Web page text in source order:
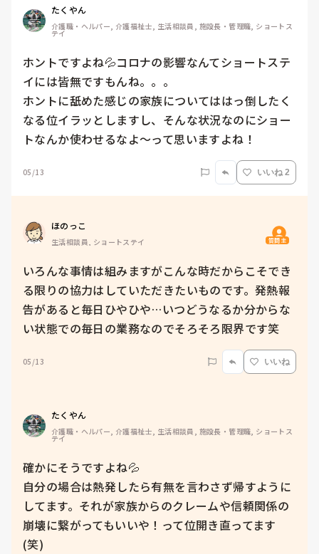
たくやん
介護職・ヘルパー, 介護福祉士, 生活相談員, 施設長・管理職, ショートス
テイ
ホントですよね💦コロナの影響なんてショートステ
イには皆無ですもんね。。。
ホントに舐めた感じの家族についてははっ倒したく
なる位イラッとしますし、そんな状況なのにショー
トなんか使わせるなよ〜って思いますよね！
05/13 いいね 2
ほのっこ
生活相談員, ショートステイ 質問主
いろんな事情は組みますがこんな時だからこそでき
る限りの協力はしていただきたいものです。発熱報
告があると毎日ひやひや…いつどうなるか分からな
い状態での毎日の業務なのでそろそろ限界です笑
05/13 いいね
たくやん
介護職・ヘルパー, 介護福祉士, 生活相談員, 施設長・管理職, ショートス
テイ
確かにそうですよね💦
自分の場合は熱発したら有無を言わさず帰すように
してます。それが家族からのクレームや信頼関係の
崩壊に繋がってもいいや！って位開き直ってます
(笑)